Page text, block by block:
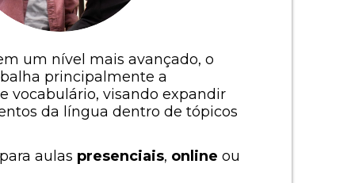
um nível mais avançado, o
principalmente a
vocabulário, visando expandir
da língua dentro de tópicos
aulas presenciais, online ou